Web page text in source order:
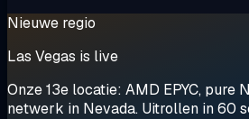
Nieuwe regio
Las Vegas is live
Onze 13e locatie: AMD EPYC, pure
netwerk in Nevada. Uitrollen in 60